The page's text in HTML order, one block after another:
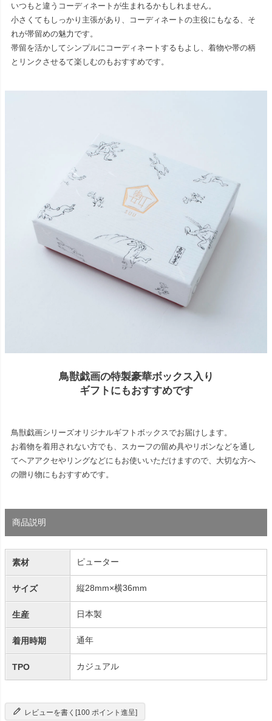
いつもと違うコーディネートが生まれるかもしれません。
小さくてもしっかり主張があり、コーディネートの主役にもなる、そ
れが帯留めの魅力です。
帯留を活かしてシンプルにコーディネートするもよし、着物や帯の柄
とリンクさせるて楽しむのもおすすめです。
鳥獣戯画の特製豪華ボックス入り
ギフトにもおすすめです
鳥獣戯画シリーズオリジナルギフトボックスでお届けします。
お着物を着用されない方でも、スカーフの留め具やリボンなどを通し
てヘアアクセやリングなどにもお使いいただけますので、大切な方へ
の贈り物にもおすすめです。
商品説明
素材 ピューター
サイズ 縦28mm×横36mm
生産 日本製
着用時期 通年
TPO カジュアル
レビューを書く[100 ポイント進呈]